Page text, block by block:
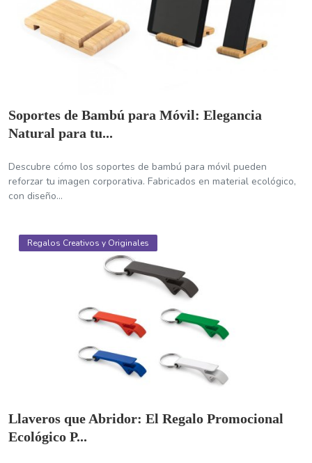
Soportes de Bambú para Móvil: Elegancia
Natural para tu...
Descubre cómo los soportes de bambú para móvil pueden
reforzar tu imagen corporativa. Fabricados en material ecológico,
con diseño...
Regalos Creativos y Originales
Llaveros que Abridor: El Regalo Promocional
Ecológico P...